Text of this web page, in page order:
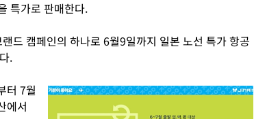
특가로 판매한다.
랜드 캠페인의 하나로 6월9일까지 일본 노선 특가 항공
.
터 7월
에서